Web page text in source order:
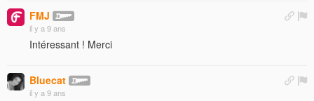
FMJ
il y a 9 ans
Intéressant ! Merci
Bluecat
il y a 9 ans